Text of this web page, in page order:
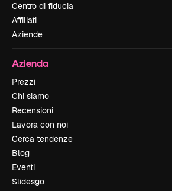
Centro di fiducia
Affiliati
Aziende
Azienda
Prezzi
Chi siamo
Recensioni
Lavora con noi
Cerca tendenze
Blog
Eventi
Slidesgo